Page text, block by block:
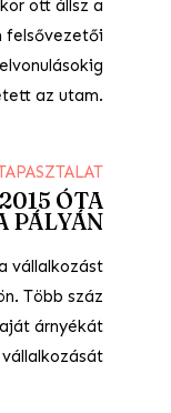
ott állsz a
felsővezetői
az utam.
2015 ÓTA
PÁLYÁN
vállalkozást
Több száz
árnyékát